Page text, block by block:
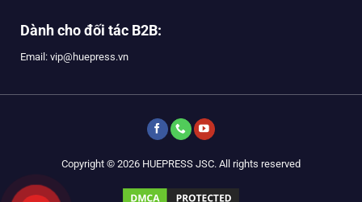
Dành cho đối tác B2B:
Email: vip@huepress.vn
Copyright © 2026 HUEPRESS JSC. All rights reserved